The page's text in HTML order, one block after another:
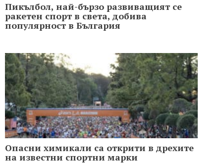
Пикълбол, най-бързо развиващият се
ракетен спорт в света, добива
популярност в България
Опасни химикали са открити в дрехите
на известни спортни марки